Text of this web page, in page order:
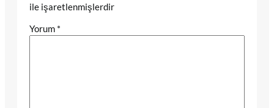
ile işaretlenmişlerdir
Yorum *